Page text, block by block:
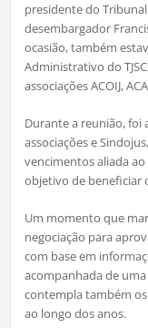
presidente do Tribunal
desembargador
ocasião, também
Administrativo do
associações ACOIJ,
Durante a reunião, foi
associações e
vencimentos aliada
objetivo de beneficiar
Um momento que
negociação para
com base em
acompanhada de
contempla também
ao longo dos anos.